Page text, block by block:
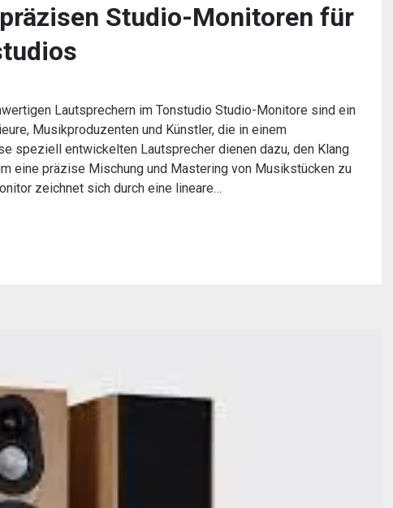
Studio-Monitoren für
Lautsprechern im Tonstudio Studio-Monitore sind ein
Musikproduzenten und Künstler, die in einem
speziell entwickelten Lautsprecher dienen dazu, den Klang
eine präzise Mischung und Mastering von Musikstücken zu
zeichnet sich durch eine lineare…